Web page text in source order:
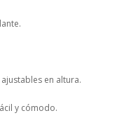
en altura.
y cómodo.